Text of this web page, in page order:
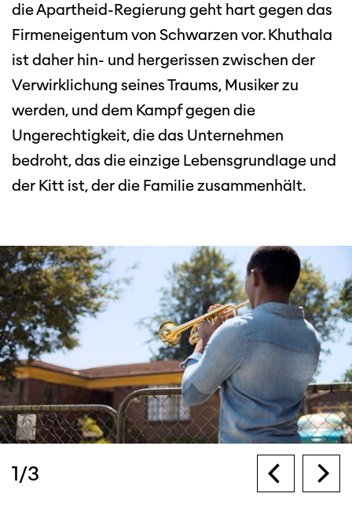
die Apartheid-Regierung geht hart gegen das
Firmeneigentum von Schwarzen vor. Khuthala
ist daher hin- und hergerissen zwischen der
Verwirklichung seines Traums, Musiker zu
werden, und dem Kampf gegen die
Ungerechtigkeit, die das Unternehmen
bedroht, das die einzige Lebensgrundlage und
der Kitt ist, der die Familie zusammenhält.
1/3